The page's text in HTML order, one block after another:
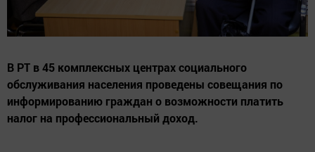
В РТ в 45 комплексных центрах социального
обслуживания населения проведены совещания по
информированию граждан о возможности платить
налог на профессиональный доход.